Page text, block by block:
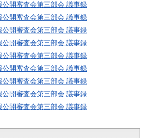
開審査会第三部会 議事録
開審査会第三部会 議事録
開審査会第三部会 議事録
開審査会第三部会 議事録
開審査会第三部会 議事録
開審査会第三部会 議事録
開審査会第三部会 議事録
開審査会第三部会 議事録
開審査会第三部会 議事録